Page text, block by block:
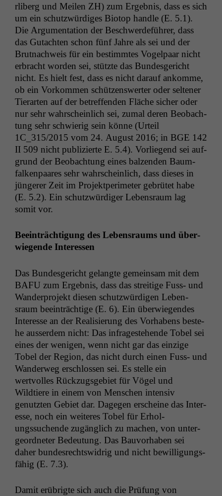
rliberg und Meilen ZH) zum Ergeb­nis, dass es sich
um ein schutzwürdi­ges Biotop han­dle (E. 5.1).
Die Argu­men­ta­tion der Beschw­erde­führer, dass
das Gutacht­en schon fünf Jahre als sei und der
Brut­nach­weis für ein bes­timmtes Vogel­paar nicht
erbracht wor­den sei, stützte das Bun­des­gericht
nicht. Es hielt fest, dass es nicht darauf ankomme,
ob ein Vorkom­men schützenswert­er oder sel­tener
Tier­arten auf der betr­e­f­fend­en Fläche sich­er oder
nur sehr wahrschein­lich sei, zumal deren Beobach­
tung sehr schwierig sein könne (Urteil
1C_315/2015 vom 24. August 2016; in BGE 142
II 509 nicht pub­lizierte E. 5.4). Vor­liegend sei auf­
grund der Beobach­tung eines balzen­den Baum­
falken­paares sehr wahrschein­lich, dass dieses in
jün­ger­er Zeit im Pro­jek­t­perime­ter gebrütet habe
(E. 5.2). Ein schutzwürdi­ger Leben­sraum lag
somit vor.
Beein­träch­ti­gung des Leben­sraums und über­
wiegende Interessen
Das Bun­des­gericht gelangte gemein­sam mit dem
BAFU zum Ergeb­nis, dass das stre­it­ige Fuss- und
Wan­der­pro­jekt diesen schutzwürdi­gen Leben­
sraum beein­trächtige (E. 6). Ein über­wiegen­des
Inter­esse an der Real­isierung des Vorhabens beste­
he ausser­dem nicht: Das infrageste­hende Tobel sei
eines der weni­gen, wenn nicht gar das einzige
Tobel der Region, das nicht durch einen Fuss- und
Wan­der­weg erschlossen sei. Es stelle ein
wertvolles Rück­zugs­ge­bi­et für Vögel und
Wildtiere in einem von Men­schen inten­siv
genutzten Gebi­et dar. Dage­gen erscheine das Inter­
esse, noch ein weit­eres Tobel für Erhol­
ungssuchende zugänglich zu machen, von unter­
ge­ord­neter Bedeu­tung. Das Bau­vorhaben sei
daher bun­desrechtswidrig und nicht bewil­li­gungs­
fähig (E. 7.3).
Damit erübrigte sich auch die Prü­fung von